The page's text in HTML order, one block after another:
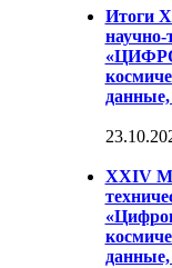
Итоги
научно-
данные,
XXIV
данные,